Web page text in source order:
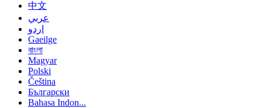
中文
عربي
اردو
Gaeilge
বাংলা
Magyar
Polski
Čeština
Български
Bahasa Indon...